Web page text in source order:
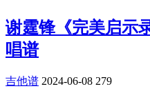
谢霆锋《完美启示
唱谱
吉他谱 2024-06-08 279